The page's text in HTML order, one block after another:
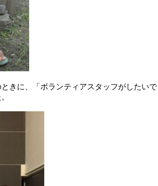
きに、「ボランティアスタッフがしたいで